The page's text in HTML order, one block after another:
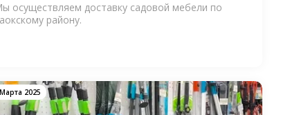
осуществляем доставку садовой мебели по
району.
2025